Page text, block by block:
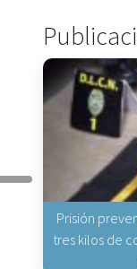
Prisión
tres kilos de